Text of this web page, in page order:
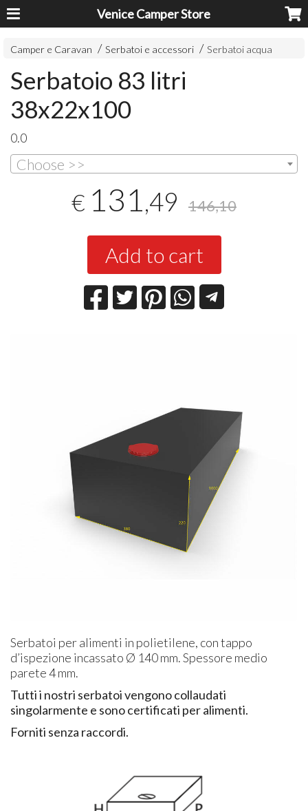
Venice Camper Store
Camper e Caravan Serbatoi e accessori Serbatoi acqua
Serbatoio 83 litri
38x22x100
0.0
Choose >>
€ 131,49 146,10
Add to cart
Serbatoi per alimenti in polietilene, con tappo
d’ispezione incassato Ø 140 mm. Spessore medio
parete 4 mm.
Tutti i nostri serbatoi vengono collaudati
singolarmente e sono certificati per alimenti.
Forniti senza raccordi.